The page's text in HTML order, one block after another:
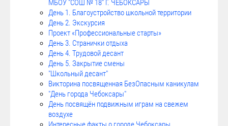
МБОУ "СОШ № 18" Г. ЧЕБОКСАРЫ
День 1. Благоустройство школьной территории
День 2. Экскурсия
Проект «Профессиональные старты»
День 3. Странички отдыха
День 4. Трудовой десант
День 5. Закрытие смены
"Школьный десант"
Викторина посвященная БезОпасным каникулам
"День города Чебоксары"
День посвящён подвижным играм на свежем
воздухе